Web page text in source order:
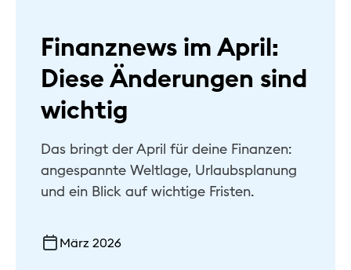
Hilfe & Kontakt
Geschäftlich
Nachhaltig
Finanznews im April:
Diese Änderungen sind
wichtig
Das bringt der April für deine Finanzen:
angespannte Weltlage, Urlaubsplanung
und ein Blick auf wichtige Fristen.
März 2026